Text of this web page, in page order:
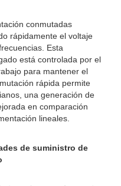
conmutadas
rápidamente el voltaje
Esta
está controlada por el
para mantener el
rápida permite
una generación de
en comparación
lineales.
de suministro de